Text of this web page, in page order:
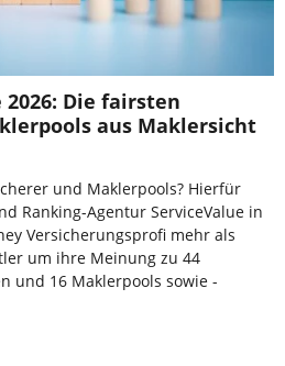
Die fairsten
aus Maklersicht
und Maklerpools? Hierfür
Ranking-Agentur ServiceValue in
Versicherungsprofi mehr als
um ihre Meinung zu 44
und 16 Maklerpools sowie -